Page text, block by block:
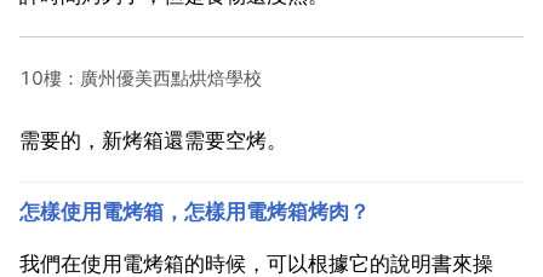
10樓：廣州優美西點烘焙學校
需要的，新烤箱還需要空烤。
怎樣使用電烤箱，怎樣用電烤箱烤肉？
我們在使用電烤箱的時候，可以根據它的說明書來操